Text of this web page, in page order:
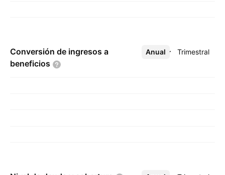
Conversión de ingresos a
beneficios
Anual Trimestral
Más